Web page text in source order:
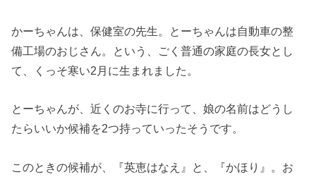
かーちゃんは、保健室の先生。とーちゃんは自動車の整
備工場のおじさん。という、ごく普通の家庭の長女とし
て、くっそ寒い2月に生まれました。
とーちゃんが、近くのお寺に行って、娘の名前はどうし
たらいいか候補を2つ持っていったそうです。
このときの候補が、『英恵はなえ』と、『かほり』。お